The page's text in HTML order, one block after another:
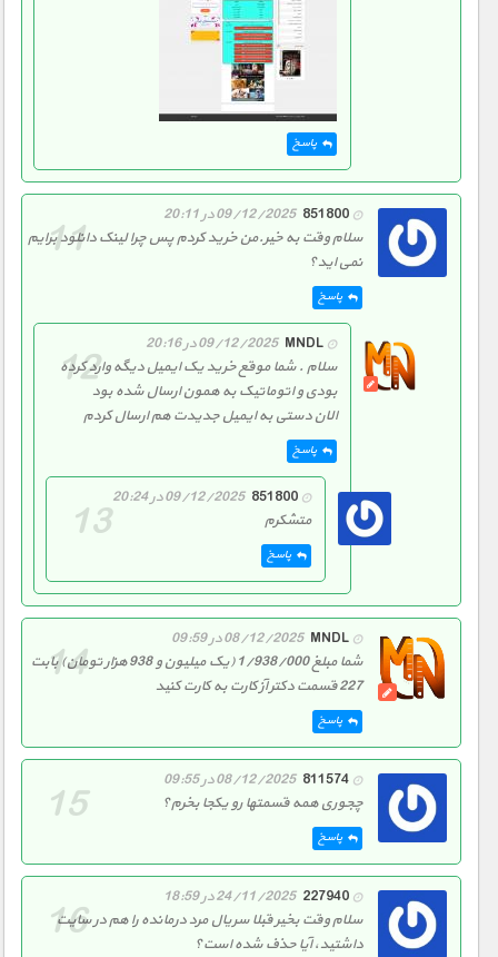
پاسخ
851800 09/12/2025 در 20:11
سلام وقت به خیر.من خرید کردم پس چرا لینک دانلود برایم
نمی اید؟
پاسخ
MNDL 09/12/2025 در 20:16
سلام . شما موقع خرید یک ایمیل دیگه وارد کرده
بودی و اتوماتیک به همون ارسال شده بود
الان دستی به ایمیل جدیدت هم ارسال کردم
پاسخ
851800 09/12/2025 در 20:24
متشکرم
پاسخ
MNDL 08/12/2025 در 09:59
شما مبلغ 1/938/000 (یک میلیون و 938 هزار تومان) بابت
227 قسمت دکتر آز کارت به کارت کنید
پاسخ
811574 08/12/2025 در 09:55
چجوری همه قسمتها رو یکجا بخرم؟
پاسخ
227940 24/11/2025 در 18:59
سلام وقت بخیر قبلا سریال مرد درمانده را هم در سایت
داشتید، آیا حذف شده است؟